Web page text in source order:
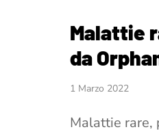
Malattie
da
1 Marzo 2022
Malattie rare,